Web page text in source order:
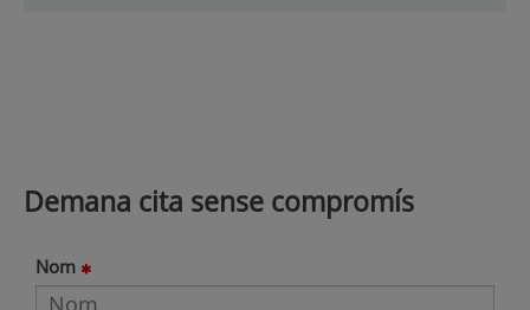
Demana cita sense compromís
Nom